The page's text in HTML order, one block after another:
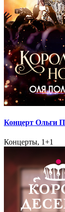
Концерт Ольги
Концерты, 1+1